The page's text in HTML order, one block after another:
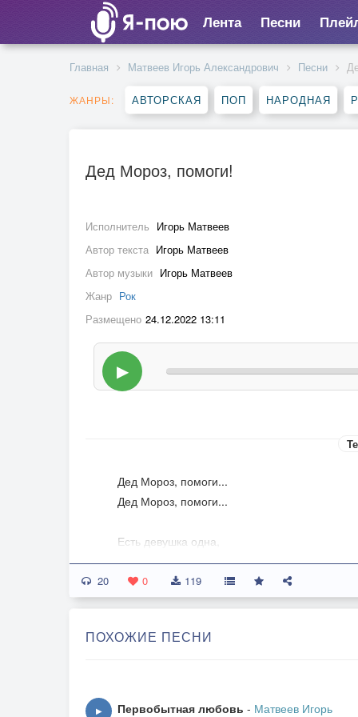
Лента Песни
Главная Матвеев Игорь Александрович Песни
ЖАНРЫ: АВТОРСКАЯ ПОП НАРОДНАЯ
Дед Мороз, помоги!
Исполнитель Игорь Матвеев
Автор текста Игорь Матвеев
Автор музыки Игорь Матвеев
Жанр Рок
Размещено 24.12.2022 13:11
▶
Дед Мороз, помоги...
Дед Мороз, помоги...
Есть девушка одна,
Красива и стройна,
Но до меня ей дела нет!
Мечтаю я о ней
Как будто очень долгих лет!
Помоги добиться мне её любви...
20 0 119
ПОХОЖИЕ ПЕСНИ
▶ Первобытная любовь - Матвеев Игорь